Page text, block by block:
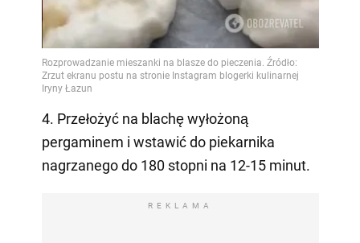
4. Przełożyć na blachę wyłożoną
pergaminem i wstawić do piekarnika
nagrzanego do 180 stopni na 12-15 minut.
REKLAMA